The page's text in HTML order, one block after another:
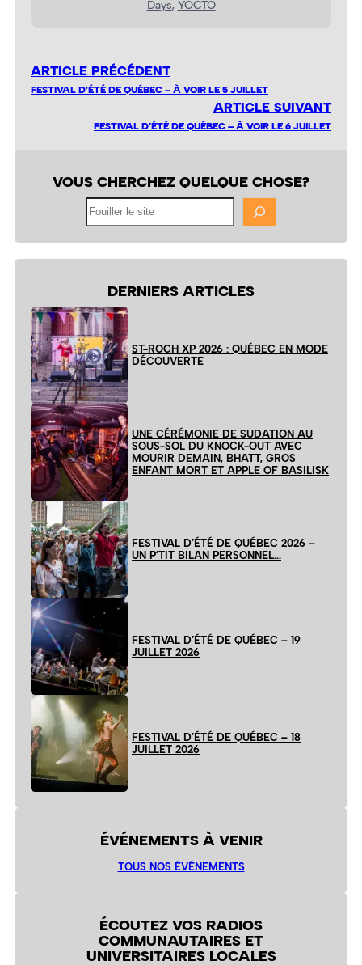
Days, YOCTO
ARTICLE PRÉCÉDENT
FESTIVAL D’ÉTÉ DE QUÉBEC – À VOIR LE 5 JUILLET
ARTICLE SUIVANT
FESTIVAL D’ÉTÉ DE QUÉBEC – À VOIR LE 6 JUILLET
VOUS CHERCHEZ QUELQUE CHOSE?
DERNIERS ARTICLES
ST-ROCH XP 2026 : QUÉBEC EN MODE
DÉCOUVERTE
UNE CÉRÉMONIE DE SUDATION AU
SOUS-SOL DU KNOCK-OUT AVEC
MOURIR DEMAIN, BHATT, GROS
ENFANT MORT ET APPLE OF BASILISK
FESTIVAL D’ÉTÉ DE QUÉBEC 2026 –
UN P’TIT BILAN PERSONNEL…
FESTIVAL D’ÉTÉ DE QUÉBEC – 19
JUILLET 2026
FESTIVAL D’ÉTÉ DE QUÉBEC – 18
JUILLET 2026
ÉVÉNEMENTS À VENIR
TOUS NOS ÉVÉNEMENTS
ÉCOUTEZ VOS RADIOS
COMMUNAUTAIRES ET
UNIVERSITAIRES LOCALES